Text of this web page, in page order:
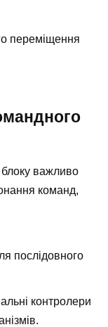
переміщення
важливо
команд,
послідовного
контролери